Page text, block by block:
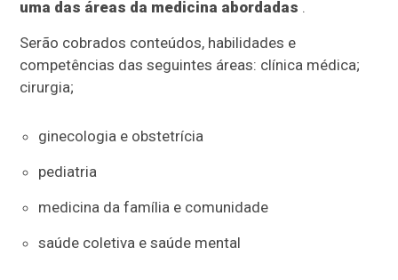
uma das áreas da medicina abordadas .
Serão cobrados conteúdos, habilidades e
competências das seguintes áreas: clínica médica;
cirurgia;
ginecologia e obstetrícia
pediatria
medicina da família e comunidade
saúde coletiva e saúde mental